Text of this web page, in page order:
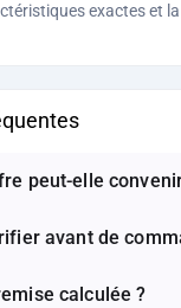
exactes et
peut-elle
avant de
calculée ?